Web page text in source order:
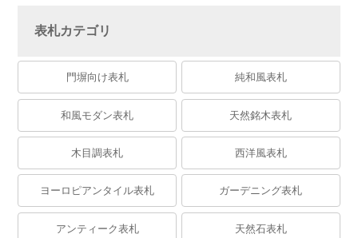
表札カテゴリ
門塀向け表札 純和風表札
和風モダン表札 天然銘木表札
木目調表札 西洋風表札
ヨーロピアンタイル表札 ガーデニング表札
アンティーク表札 天然石表札